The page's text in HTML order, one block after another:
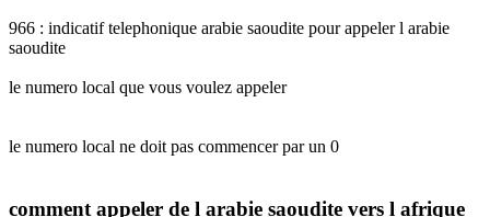
966 : indicatif telephonique arabie saoudite pour appeler l arabie
saoudite
le numero local que vous voulez appeler
le numero local ne doit pas commencer par un 0
comment appeler de l arabie saoudite vers l afrique